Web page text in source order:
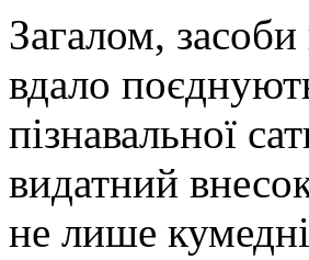
Загалом,
вдало
пізнавальної
видатний
не лише